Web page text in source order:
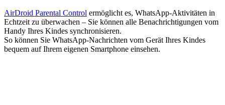
AirDroid Parental Control ermöglicht es, WhatsApp-Aktivitäten in
Echtzeit zu überwachen – Sie können alle Benachrichtigungen vom
Handy Ihres Kindes synchronisieren.
So können Sie WhatsApp-Nachrichten vom Gerät Ihres Kindes
bequem auf Ihrem eigenen Smartphone einsehen.